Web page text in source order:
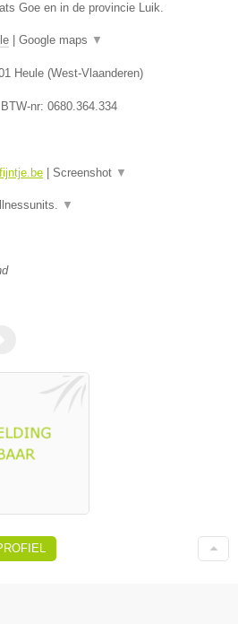
Goe en in de provincie Luik.
Google maps ▼
Heule (West-Vlaanderen)
nr: 0680.364.334
Screenshot ▼
▼